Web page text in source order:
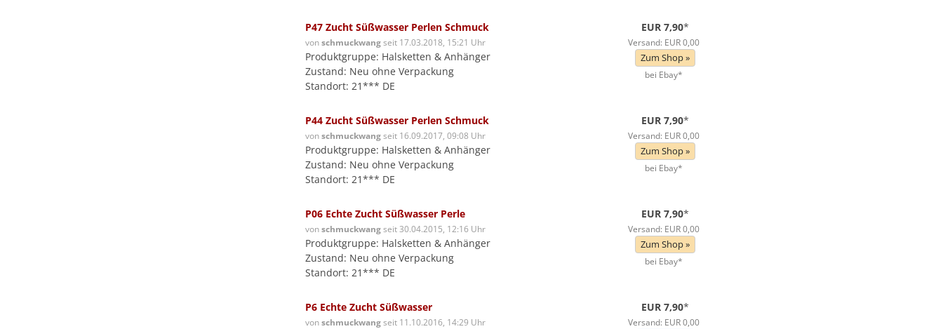
P47 Zucht Süßwasser Perlen Schmuck
vonschmuckwangseit 17.03.2018, 15:21 Uhr
Produktgruppe: Halsketten & Anhänger
Zustand: Neu ohne Verpackung
Standort: 21*** DE
EUR 7,90*
Versand: EUR 0,00
Zum Shop »
bei Ebay*
P44 Zucht Süßwasser Perlen Schmuck
vonschmuckwangseit 16.09.2017, 09:08 Uhr
Produktgruppe: Halsketten & Anhänger
Zustand: Neu ohne Verpackung
Standort: 21*** DE
EUR 7,90*
Versand: EUR 0,00
Zum Shop »
bei Ebay*
P06 Echte Zucht Süßwasser Perle
vonschmuckwangseit 30.04.2015, 12:16 Uhr
Produktgruppe: Halsketten & Anhänger
Zustand: Neu ohne Verpackung
Standort: 21*** DE
EUR 7,90*
Versand: EUR 0,00
Zum Shop »
bei Ebay*
P6 Echte Zucht Süßwasser
vonschmuckwangseit 11.10.2016, 14:29 Uhr
EUR 7,90*
Versand: EUR 0,00